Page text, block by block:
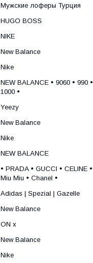
Мужские лоферы Турция
HUGO BOSS
NIKE
New Balance
Nike
NEW BALANCE • 9060 • 990 •
1000 •
Yeezy
New Balance
Nike
NEW BALANCE
• PRADA • GUCCI • CELINE •
Miu Miu • Chanel •
Adidas | Spezial | Gazelle
New Balance
ON x
New Balance
Nike